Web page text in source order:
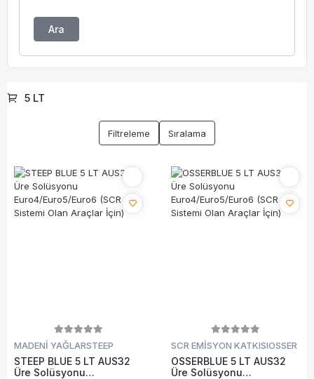
Ara
5 LT
Filtreleme Sıralama
MADENİ YAĞLARSTEEP
STEEP BLUE 5 LT AUS32
Üre Solüsyonu
SCR EMİSYON KATKISIOSSER
OSSERBLUE 5 LT AUS32
Üre Solüsyonu